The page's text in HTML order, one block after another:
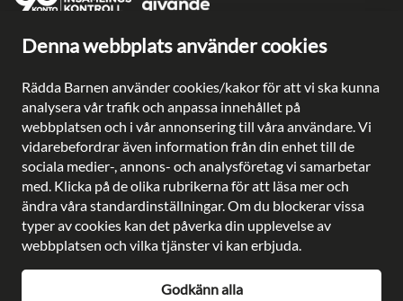
Denna webbplats använder cookies
Rädda Barnen använder cookies/kakor för att vi ska kunna
analysera vår trafik och anpassa innehållet på
webbplatsen och i vår annonsering till våra användare. Vi
vidarebefordrar även information från din enhet till de
sociala medier-, annons- och analysföretag vi samarbetar
med. Klicka på de olika rubrikerna för att läsa mer och
ändra våra standardinställningar. Om du blockerar vissa
typer av cookies kan det påverka din upplevelse av
webbplatsen och vilka tjänster vi kan erbjuda.
Godkänn alla
Ge en gåva direkt
Plusgiro: 90 2003-3
Bankgiro: 902-0033
Säkra betalningar med
Besöksadress: Gustavslundsvägen 141, Bromma
Postadress: Rädda Barnen, 107 88 Stockholm
Telefon:08-698 90 00
kundservice@rb.se